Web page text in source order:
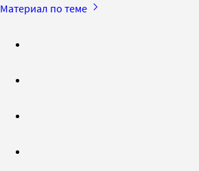
Материал по теме